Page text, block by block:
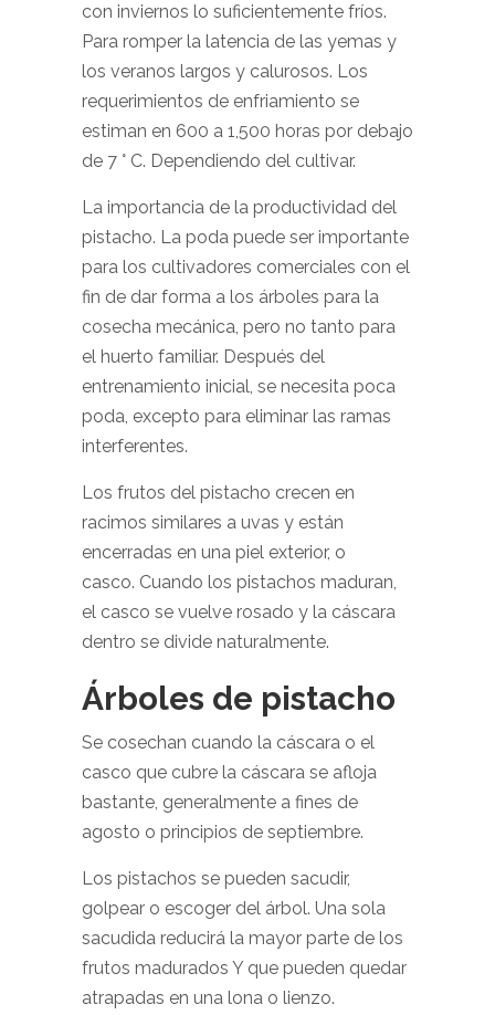
con inviernos lo suficientemente fríos.
Para romper la latencia de las yemas y
los veranos largos y calurosos. Los
requerimientos de enfriamiento se
estiman en 600 a 1,500 horas por debajo
de 7 ° C. Dependiendo del cultivar.
La importancia de la productividad del
pistacho. La poda puede ser importante
para los cultivadores comerciales con el
fin de dar forma a los árboles para la
cosecha mecánica, pero no tanto para
el huerto familiar. Después del
entrenamiento inicial, se necesita poca
poda, excepto para eliminar las ramas
interferentes.
Los frutos del pistacho crecen en
racimos similares a uvas y están
encerradas en una piel exterior, o
casco. Cuando los pistachos maduran,
el casco se vuelve rosado y la cáscara
dentro se divide naturalmente.
Árboles de pistacho
Se cosechan cuando la cáscara o el
casco que cubre la cáscara se afloja
bastante, generalmente a fines de
agosto o principios de septiembre.
Los pistachos se pueden sacudir,
golpear o escoger del árbol. Una sola
sacudida reducirá la mayor parte de los
frutos madurados Y que pueden quedar
atrapadas en una lona o lienzo.